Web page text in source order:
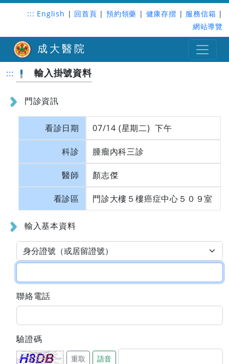
::: English | 回首頁 | 預約領藥 | 健康存摺 | 服務信箱 |
網站導覽
成大醫院
::: 輸入掛號資料
門診資訊
看診日期 07/14 (星期二) 下午
科診 腫瘤內科三診
醫師 顏志傑
看診區 門診大樓５樓癌症中心５０９室
輸入基本資料
聯絡電話
驗證碼
重取 語音